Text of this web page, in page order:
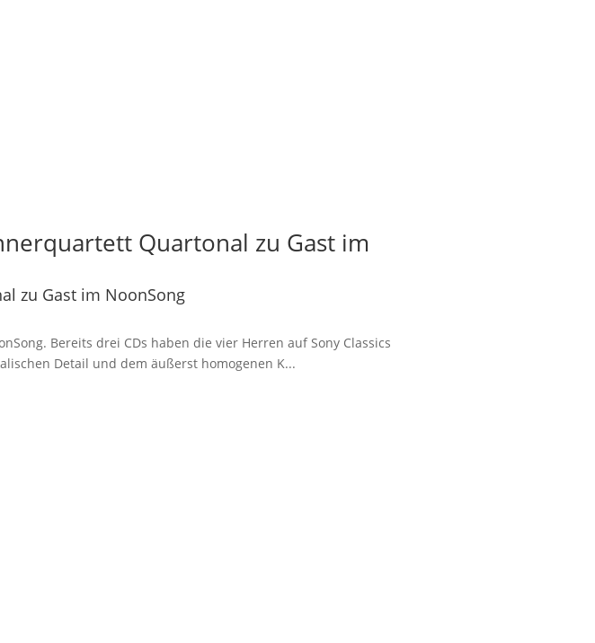
Quartonal zu Gast im
zu Gast im NoonSong
Bereits drei CDs haben die vier Herren auf Sony Classics
Detail und dem äußerst homogenen K...